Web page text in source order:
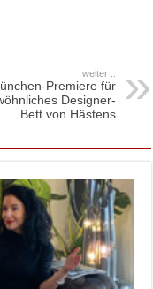
weiter ..
Premiere für
Designer-
Bett von Hästens